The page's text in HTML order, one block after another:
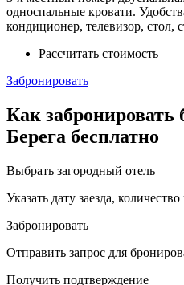
односпальные кровати.
кондиционер, телевизор, стол,
Рассчитать стоимость
Забронировать
Как забронировать
Берега бесплатно
Выбрать загородный отель
Указать дату заезда,
Забронировать
Отправить запрос для
Получить подтверждение